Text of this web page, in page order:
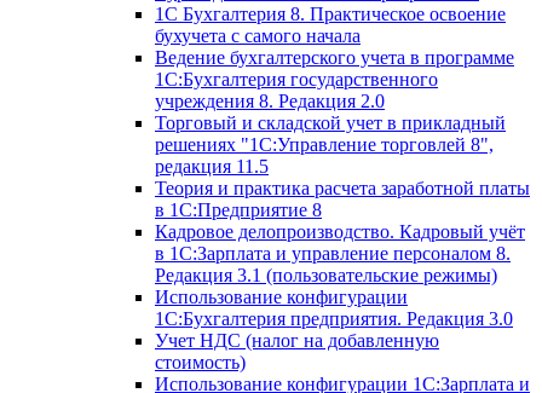
1С Бухгалтерия 8. Практическое освоение
бухучета с самого начала
Ведение бухгалтерского учета в программе
1С:Бухгалтерия государственного
учреждения 8. Редакция 2.0
Торговый и складской учет в прикладный
решениях "1С:Управление торговлей 8",
редакция 11.5
Теория и практика расчета заработной платы
в 1С:Предприятие 8
Кадровое делопроизводство. Кадровый учёт
в 1С:Зарплата и управление персоналом 8.
Редакция 3.1 (пользовательские режимы)
Использование конфигурации
1С:Бухгалтерия предприятия. Редакция 3.0
Учет НДС (налог на добавленную
стоимость)
Использование конфигурации 1С:Зарплата и